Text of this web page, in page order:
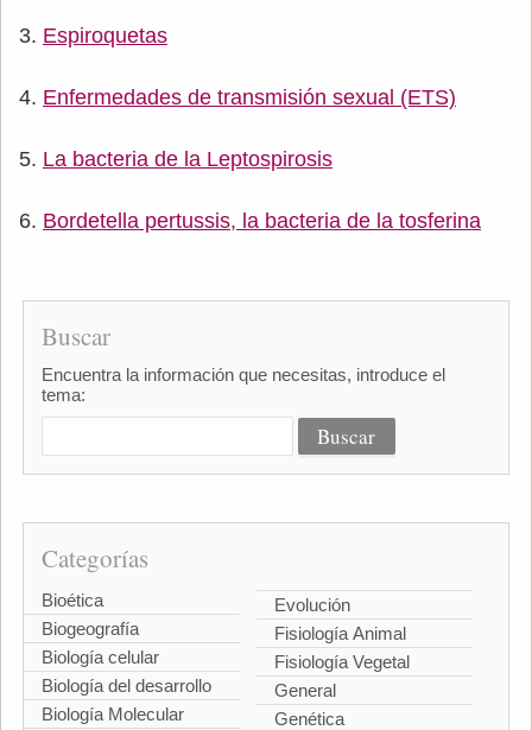
Espiroquetas
Enfermedades de transmisión sexual (ETS)
La bacteria de la Leptospirosis
Bordetella pertussis, la bacteria de la tosferina
Buscar
Encuentra la información que necesitas, introduce el
tema:
Categorías
Bioética
Biogeografía
Biología celular
Biología del desarrollo
Biología Molecular
Evolución
Fisiología Animal
Fisiología Vegetal
General
Genética